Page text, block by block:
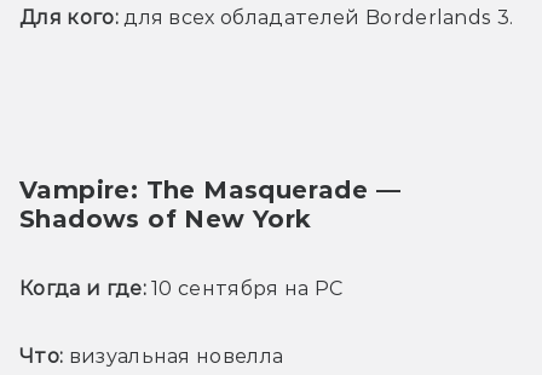
Для кого: для всех обладателей Borderlands 3.
Vampire: The Masquerade —
Shadows of New York
Когда и где: 10 сентября на PC
Что: визуальная новелла